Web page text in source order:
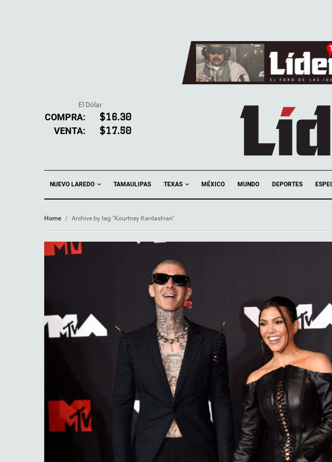
El Dólar
COMPRA: $16.30
VENTA: $17.50
NUEVO LAREDO TAMAULIPAS TEXAS MÉXICO MUNDO DEPORTES
Home / Archive by tag "Kourtney Kardashian"